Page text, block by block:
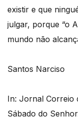
existir e que
julgar, porque “o
mundo não
Santos Narciso
In: Jornal Correio
Sábado do